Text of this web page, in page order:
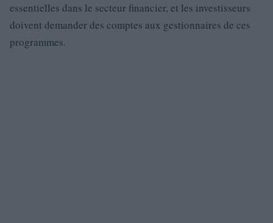
essentielles dans le secteur financier, et les investisseurs
doivent demander des comptes aux gestionnaires de ces
programmes.